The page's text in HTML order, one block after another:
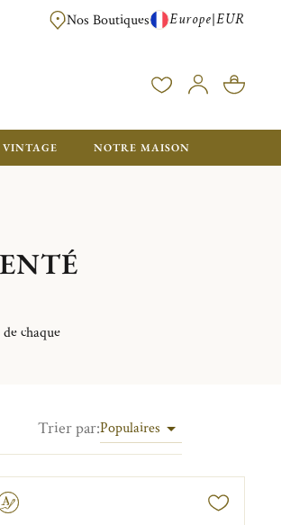
OFFERTE DÈS 350€ D'ACHAT, AVEC
Nos Boutiques Europe|EUR
VINTAGE NOTRE MAISON
chaque
Trier par:Populaires